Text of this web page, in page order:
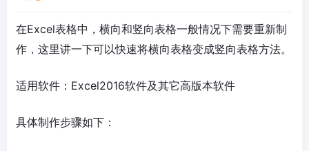
在Excel表格中，横向和竖向表格一般情况下需要重新制
作，这里讲一下可以快速将横向表格变成竖向表格方法。
适用软件：Excel2016软件及其它高版本软件
具体制作步骤如下：